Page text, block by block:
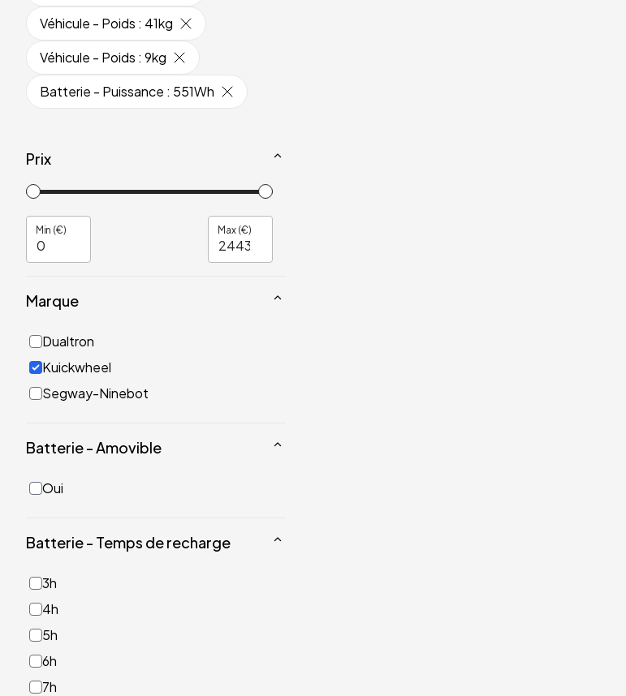
Véhicule - Poids : 41kg
Véhicule - Poids : 9kg
Batterie - Puissance : 551Wh
Prix
Min (€) Max (€)
Marque
Dualtron
Kuickwheel
Segway-Ninebot
Batterie - Amovible
Oui
Batterie - Temps de recharge
3h
4h
5h
6h
7h